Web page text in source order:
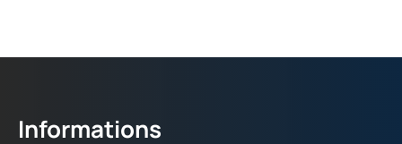
Informations